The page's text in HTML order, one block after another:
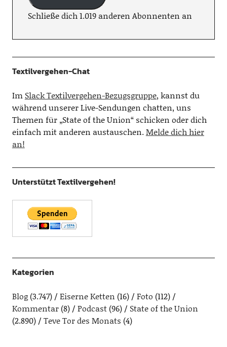
Schließe dich 1.019 anderen Abonnenten an
Textilvergehen-Chat
Im Slack Textilvergehen-Bezugsgruppe, kannst du
während unserer Live-Sendungen chatten, uns
Themen für „State of the Union“ schicken oder dich
einfach mit anderen austauschen.Melde dich hier
an!
Unterstützt Textilvergehen!
Kategorien
Blog(3.747) Eiserne Ketten (16) Foto (112)
Kommentar(8) Podcast(96)
State of the Union
(2.890)
Teve Tor des Monats (4)